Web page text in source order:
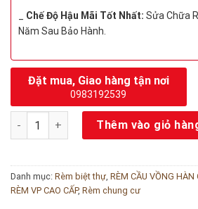
Chế Độ Hậu Mãi Tốt Nhất: Sửa Chữa
Năm Sau Bảo Hành.
Đặt mua, Giao hàng tận nơi
0983192539
Rèm cầu vồng chống nắng cao cấp
Thêm vào giỏ
Danh mục: Rèm biệt thự, RÈM CẦU VỒNG HÀN
RÈM VP CAO CẤP, Rèm chung cư